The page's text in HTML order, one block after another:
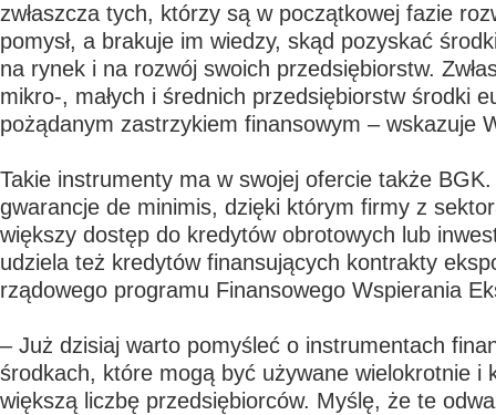
zwłaszcza tych, którzy są w początkowej fazie
pomysł, a brakuje im wiedzy, skąd pozyskać
na rynek i na rozwój swoich przedsiębiorstw.
mikro-, małych i średnich przedsiębiorstw środki
pożądanym zastrzykiem finansowym – wskazuje
Takie instrumenty ma w swojej ofercie także
gwarancje de minimis, dzięki którym firmy z
większy dostęp do kredytów obrotowych lub
udziela też kredytów finansujących kontrakty
rządowego programu Finansowego Wspierania
– Już dzisiaj warto pomyśleć o instrumentach
środkach, które mogą być używane wielokrotnie i
większą liczbę przedsiębiorców. Myślę, że te